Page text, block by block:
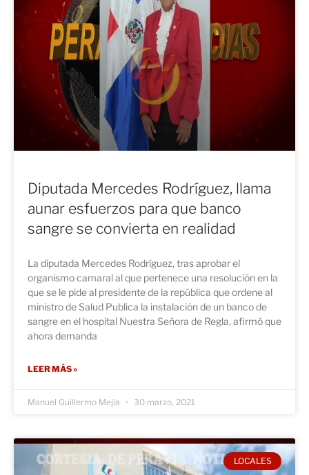
Diputada Mercedes Rodríguez, llama
aunar esfuerzos para que banco
sangre se convierta en realidad
La diputada Mercedes Rodríguez, tras aprobar el
organismo camaral al que pertenece una resolución en la
que se le pide al presidente de la república que ordene al
ministro de Salud Publica la instalación de un banco de
sangre en el hospital Nuestra Señora de Regla, afirmó que
ahora demanda
LEER MÁS »
Manuel Guillermo Mejía 30 marzo, 2021
LOCALES